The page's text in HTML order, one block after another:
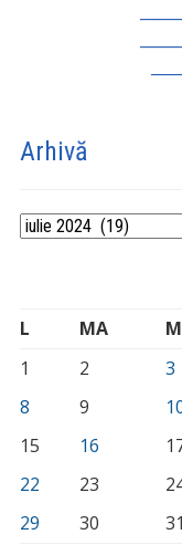
Arhivă
Arhivă
L MA
1
2 3
8
9
15
16
22
23
29
30 31